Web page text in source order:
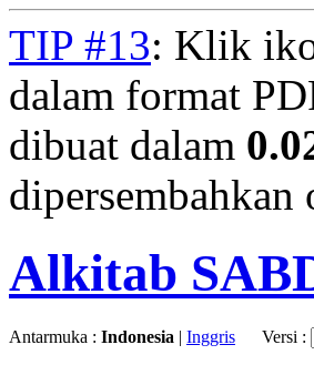
TIP #13: Klik
dalam format
dibuat dalam
dipersembahkan
Alkitab
Antarmuka : Indonesia | Inggris Versi :